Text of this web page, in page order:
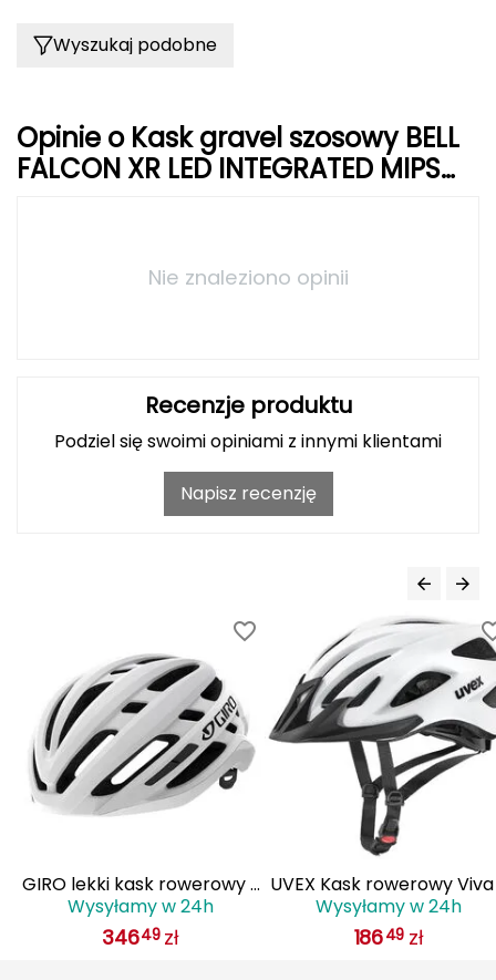
Hydro Flask
I
KILLTEC
KONG
Kari Traa
Katadyn
Wyszukaj podobne
Opinie o Kask gravel szosowy BELL
FALCON XR LED INTEGRATED MIPS
Nie znaleziono opinii
Recenzje produktu
Podziel się swoimi opiniami z innymi klientami
Napisz recenzję
GIRO lekki kask rowerowy z
systemem wentylacji AGILIS
biały
Wysyłamy w 24h
34649 zł
UVEX Kask rowerowy
biały
Wysyłamy w 24h
18649 zł